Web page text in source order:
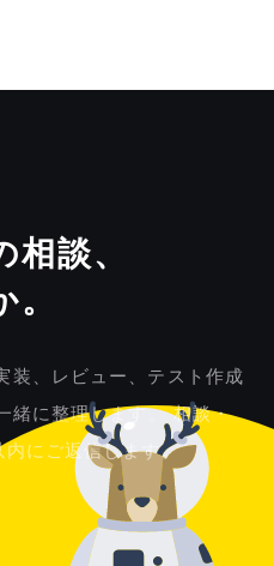
談、
装、レビュー、テスト作成
緒に整理します。 相談・
にご返信します。